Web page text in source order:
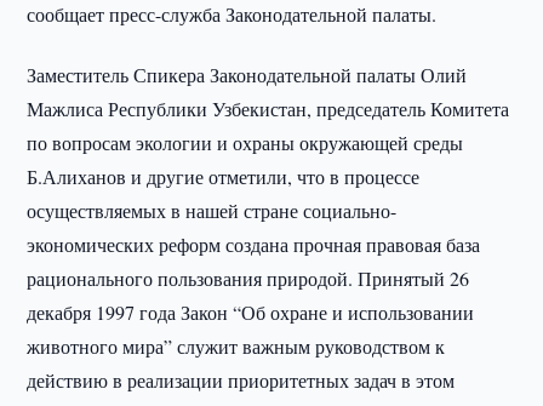
сообщает пресс-служба Законодательной палаты.
Заместитель Спикера Законодательной палаты Олий
Мажлиса Республики Узбекистан, председатель Комитета
по вопросам экологии и охраны окружающей среды
Б.Алиханов и другие отметили, что в процессе
осуществляемых в нашей стране социально-
экономических реформ создана прочная правовая база
рационального пользования природой. Принятый 26
декабря 1997 года Закон “Об охране и использовании
животного мира” служит важным руководством к
действию в реализации приоритетных задач в этом